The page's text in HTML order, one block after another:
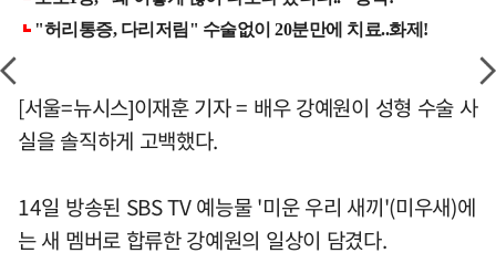
[서울=뉴시스]이재훈 기자 = 배우 강예원이 성형 수술 사
실을 솔직하게 고백했다.
14일 방송된 SBS TV 예능물 '미운 우리 새끼'(미우새)에
는 새 멤버로 합류한 강예원의 일상이 담겼다.